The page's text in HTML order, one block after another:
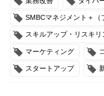
SMBCマネジメント＋（
スキルアップ・リスキリ
マーケティング
スタートアップ